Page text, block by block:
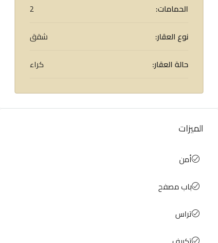
الحمامات:
2
نوع العقار:
شقق
حالة العقار:
كراء
الميزات
أمن
باب مصفح
تراس